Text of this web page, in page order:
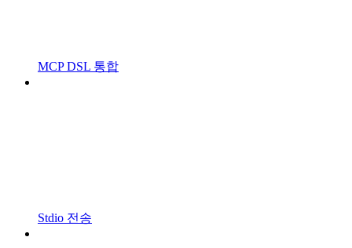
MCP DSL 통합
Stdio 전송